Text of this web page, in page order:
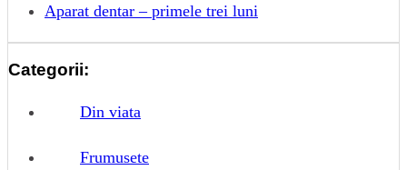
Aparat dentar – primele trei luni
Categorii:
Din viata
Frumusete